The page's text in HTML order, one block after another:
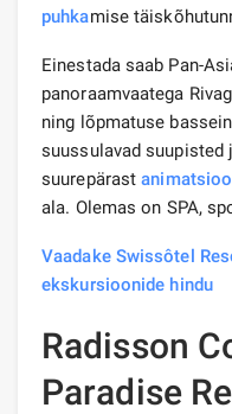
puhkamise
Einestada saab Pan-
panoraamvaatega
ning lõpmatuse
suussulavad suupisted
suurepärast
ala. Olemas on SPA,
Vaadake Swissôtel
ekskursioonide hindu
Radisson
Paradise